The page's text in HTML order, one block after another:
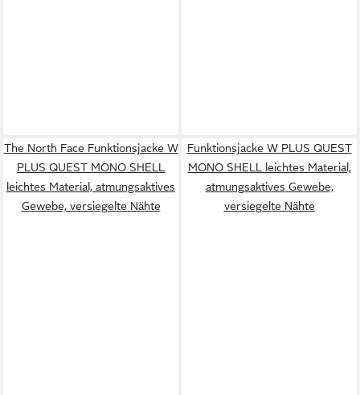
The North Face Funktionsjacke W
PLUS QUEST MONO SHELL
leichtes Material, atmungsaktives
Gewebe, versiegelte Nähte
Funktionsjacke W PLUS QUEST
MONO SHELL leichtes Material,
atmungsaktives Gewebe,
versiegelte Nähte